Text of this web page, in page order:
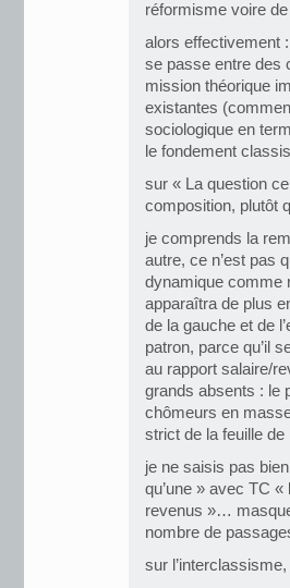
réformisme voire
alors effectivement
se passe entre des
mission théorique
existantes
sociologique en
le fondement
sur « La question
composition, plutôt
je comprends la
autre, ce n’est pas
dynamique comme
apparaîtra de plus
de la gauche et de
patron, parce qu’il
au rapport salaire/
grands absents : le
chômeurs en
strict de la feuille de
je ne saisis pas
qu’une » avec TC
revenus »…
nombre de
sur